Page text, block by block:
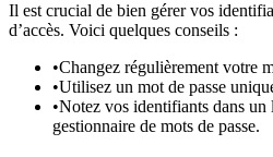
Il est crucial de bien gérer vos
d’accès. Voici quelques conseils :
•Changez régulièrement votre
•Utilisez un mot de passe
•Notez vos identifiants dans un
gestionnaire de mots de passe.